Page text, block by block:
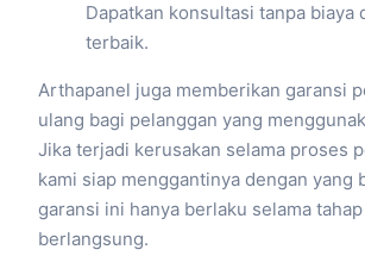
Dapatkan konsultasi tanpa biaya
terbaik.
Arthapanel juga memberikan garansi
ulang bagi pelanggan yang
Jika terjadi kerusakan selama proses
kami siap menggantinya dengan yang
garansi ini hanya berlaku selama
berlangsung.